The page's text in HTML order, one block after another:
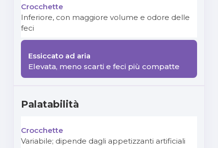
Inferiore, con maggiore volume e odore delle
feci
Elevata, meno scarti e feci più compatte
Palatabilità
Variabile; dipende dagli appetizzanti artificiali